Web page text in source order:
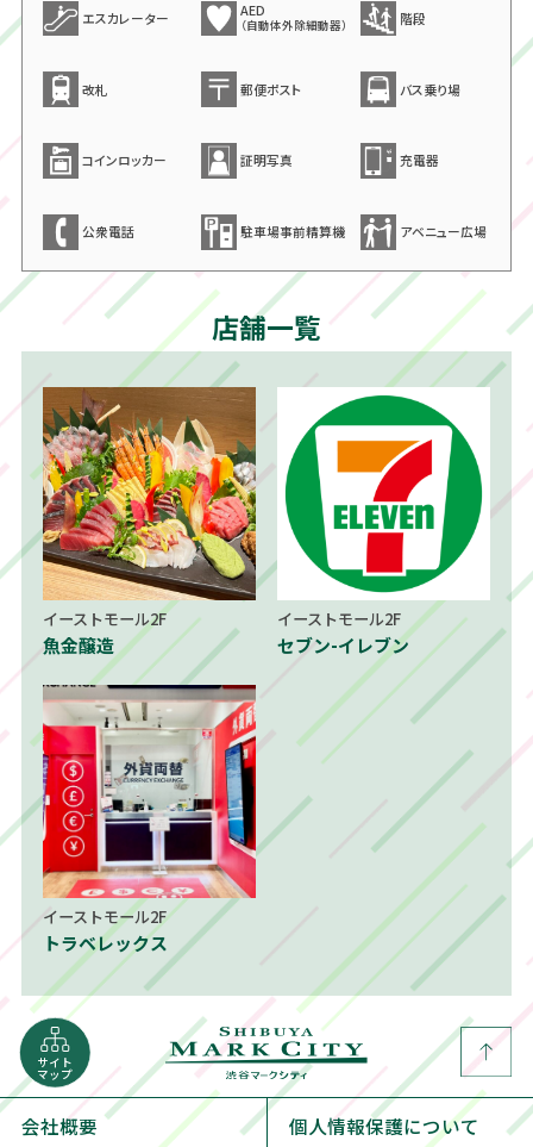
エスカレーター AED
（自動体外除細動器） 階段
改札 郵便ポスト バス乗り場
コインロッカー 証明写真 充電器
公衆電話 駐車場事前精算機 アベニュー広場
店舗一覧
イーストモール2F
魚金醸造
イーストモール2F
セブン-イレブン
イーストモール2F
トラベレックス
会社概要 個人情報保護について
サイト
マップ